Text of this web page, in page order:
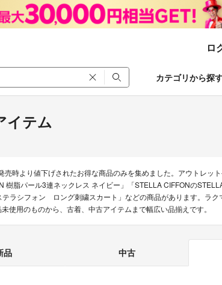
ロ
カテゴリから探
イテム
売時より値下げされたお得な商品のみを集めました。アウトレッ
樹脂パール3連ネックレス ネイビー」「STELLA CIFFONの
ラシフォン ロング刺繍スカート」などの商品があります。ラ
使用のものから、古着、中古アイテムまで幅広い品揃えです。
品 中古